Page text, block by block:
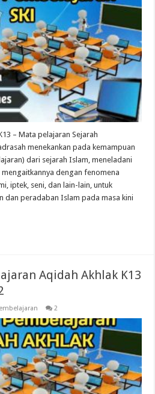
– Mata pelajaran Sejarah
menekankan pada kemampuan
dari sejarah Islam, meneladani
dengan fenomena
iptek, seni, dan lain-lain, untuk
dan peradaban Islam pada masa kini
Aqidah Akhlak K13
2